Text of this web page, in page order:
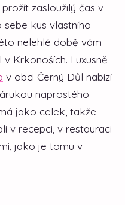
zasloužilý čas v
kus vlastního
nelehlé době vám
Krkonoších. Luxusně
v obci Černý Důl nabízí
naprostého
jako celek, takže
v recepci, v restauraci
jako je tomu v